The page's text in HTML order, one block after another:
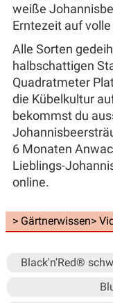
weiße
Erntezeit auf
Alle Sorten
halbschattigen
Quadratmeter
die Kübelkultur
bekommst du
6 Monaten
Lieblings-
online.
> Gärtnerwissen>
Black'n'Red®